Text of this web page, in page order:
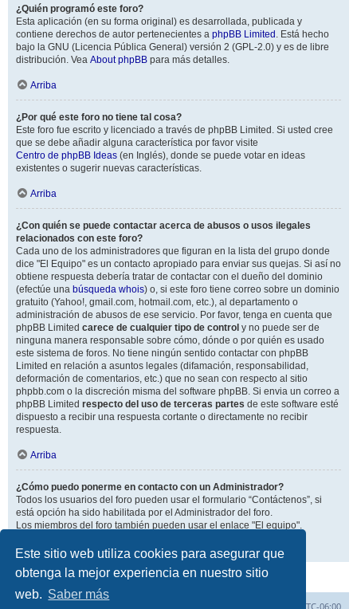
Este sitio web utiliza cookies para asegurar que
obtenga la mejor experiencia en nuestro sitio
web. Saber más
¿Quién programó este foro?
Esta aplicación (en su forma original) es desarrollada, publicada y
contiene derechos de autor pertenecientes a phpBB Limited . Está hecho
bajo la GNU (Licencia Pública General) versión 2 (GPL-2.0) y es de libre
distribución. Vea About phpBB para más detalles.
Arriba
¿Por qué este foro no tiene tal cosa?
Este foro fue escrito y licenciado a través de phpBB Limited. Si usted cree
que se debe añadir alguna característica por favor visite
Centro de phpBB Ideas (en Inglés), donde se puede votar en ideas
existentes o sugerir nuevas características.
Arriba
¿Con quién se puede contactar acerca de abusos o usos ilegales
relacionados con este foro?
Cada uno de los administradores que figuran en la lista del grupo donde
dice "El Equipo" es un contacto apropiado para enviar sus quejas. Si así no
obtiene respuesta debería tratar de contactar con el dueño del dominio
(efectúe una búsqueda whois) o, si este foro tiene correo sobre un dominio
gratuito (Yahoo!, gmail.com, hotmail.com, etc.), al departamento o
administración de abusos de ese servicio. Por favor, tenga en cuenta que
phpBB Limited carece de cualquier tipo de control y no puede ser de
ninguna manera responsable sobre cómo, dónde o por quién es usado
este sistema de foros. No tiene ningún sentido contactar con phpBB
Limited en relación a asuntos legales (difamación, responsabilidad,
deformación de comentarios, etc.) que no sean con respecto al sitio
phpbb.com o la discreción misma del software phpBB. Si envia un correo a
phpBB Limited respecto del uso de terceras partes de este software esté
dispuesto a recibir una respuesta cortante o directamente no recibir
respuesta.
Arriba
¿Cómo puedo ponerme en contacto con un Administrador?
Todos los usuarios del foro pueden usar el formulario “Contáctenos”, si
está opción ha sido habilitada por el Administrador del foro.
Los miembros del foro también pueden usar el enlace "El equipo".
Arriba
UTC-06:00